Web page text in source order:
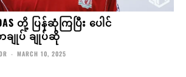
တို့ ပြန်ဆုံကြပြီး ပေါင်
ချုပ် ချုပ်ဆို
- MARCH 10, 2025